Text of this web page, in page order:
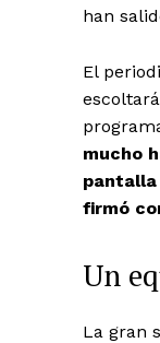
han
El
mucho
firmó
Un
La gran